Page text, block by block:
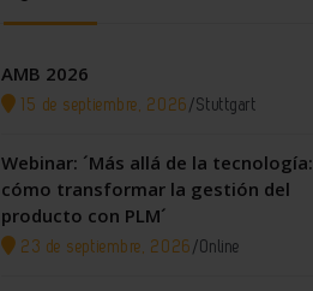
AMB 2026
15 de septiembre, 2026 /Stuttgart
Webinar: ´Más allá de la tecnología:
cómo transformar la gestión del
producto con PLM´
23 de septiembre, 2026 /Online